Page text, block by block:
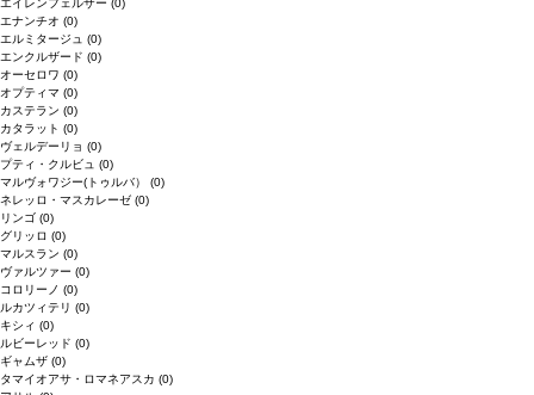
エイレンフェルザー (0)
エナンチオ (0)
エルミタージュ (0)
エンクルザード (0)
オーセロワ (0)
オプティマ (0)
カステラン (0)
カタラット (0)
ヴェルデーリョ (0)
プティ・クルビュ (0)
マルヴォワジー(トゥルバ） (0)
ネレッロ・マスカレーゼ (0)
リンゴ (0)
グリッロ (0)
マルスラン (0)
ヴァルツァー (0)
コロリーノ (0)
ルカツィテリ (0)
キシィ (0)
ルビーレッド (0)
ギャムザ (0)
タマイオアサ・ロマネアスカ (0)